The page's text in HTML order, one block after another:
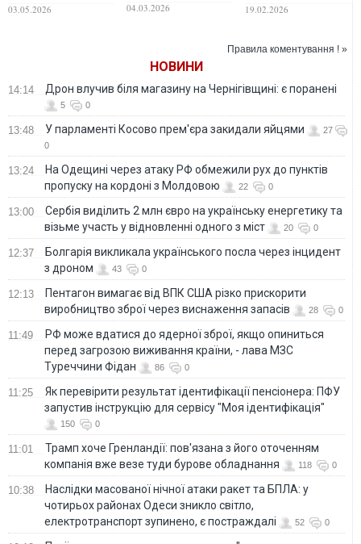
"досягнення" Росії
03.05.2026
04.03.2026
ракет Taurus
19.02.2026
Правила коментування ! »
НОВИНИ
14:14 Дрон влучив біля магазину на Чернігівщині: є поранені
5 0
13:48 У парламенті Косово прем'єра закидали яйцями
27
0
13:24
На Одещині через атаку РФ обмежили рух до пунктів
пропуску на кордоні з Молдовою
22 0
13:00
Сербія виділить 2 млн євро на українську енергетику та
візьме участь у відновленні одного з міст
20 0
12:37
Болгарія викликала українського посла через інцидент
з дроном
43 0
12:13
Пентагон вимагає від ВПК США різко прискорити
виробництво зброї через виснаження запасів
28 0
11:49
РФ може вдатися до ядерної зброї, якщо опиниться
перед загрозою виживання країни, - лава МЗС
Туреччини Фідан
86 0
11:25
Як перевірити результат ідентифікації пенсіонера: ПФУ
запустив інструкцію для сервісу "Моя ідентифікація"
150 0
11:01
Трамп хоче Гренландії: пов'язана з його оточенням
компанія вже везе туди бурове обладнання
118 0
10:38
Наслідки масованої нічної атаки ракет та БПЛА: у
чотирьох районах Одеси зникло світло,
електротранспорт зупинено, є постраждалі
52 0